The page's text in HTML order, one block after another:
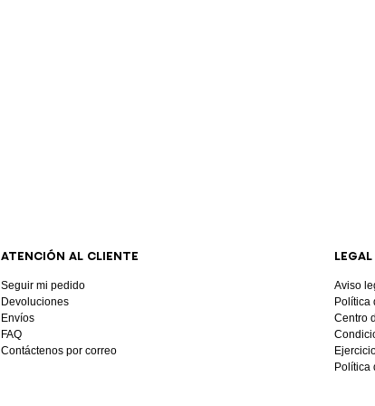
ATENCIÓN AL CLIENTE
Seguir mi pedido
Devoluciones
Envíos
FAQ
Contáctenos por correo
LEGAL
Aviso
Política
Centro
Política